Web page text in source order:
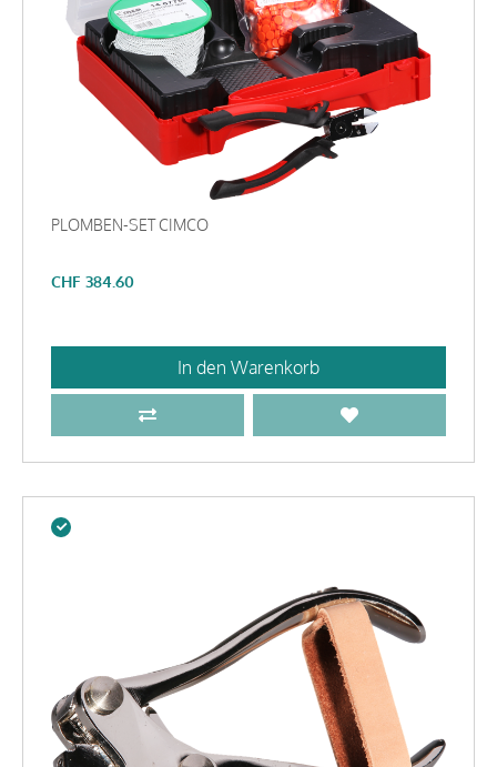
PLOMBEN-SET CIMCO
CHF 384.60
In den Warenkorb